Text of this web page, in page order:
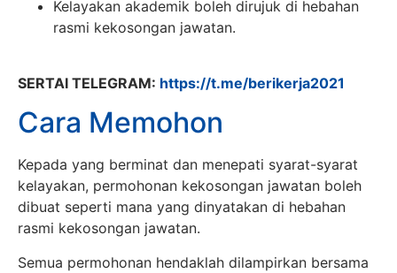
Kelayakan akademik boleh dirujuk di hebahan
rasmi kekosongan jawatan.
SERTAI TELEGRAM: https://t.me/berikerja2021
Cara Memohon
Kepada yang berminat dan menepati syarat-syarat
kelayakan, permohonan kekosongan jawatan boleh
dibuat seperti mana yang dinyatakan di hebahan
rasmi kekosongan jawatan.
Semua permohonan hendaklah dilampirkan bersama